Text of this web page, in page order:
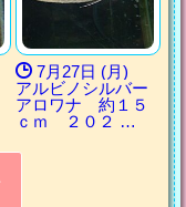
7月27日 (月)
アルビノシルバー
アロワナ 約１５
ｃｍ ２０２ …